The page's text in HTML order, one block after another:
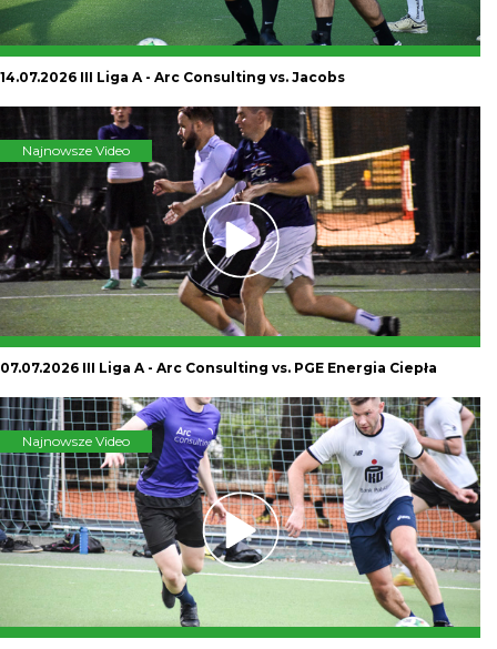
14.07.2026 III Liga A - Arc Consulting vs. Jacobs
Najnowsze Video
07.07.2026 III Liga A - Arc Consulting vs. PGE Energia Ciepła
Najnowsze Video